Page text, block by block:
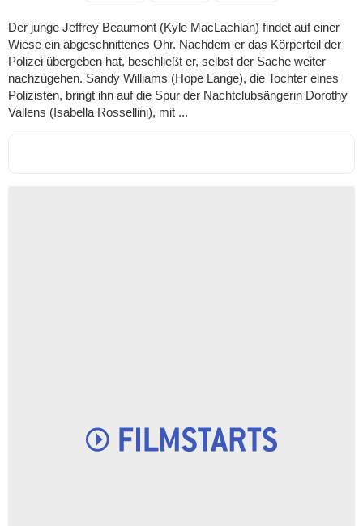
Der junge Jeffrey Beaumont (Kyle MacLachlan) findet auf einer
Wiese ein abgeschnittenes Ohr. Nachdem er das Körperteil der
Polizei übergeben hat, beschließt er, selbst der Sache weiter
nachzugehen. Sandy Williams (Hope Lange), die Tochter eines
Polizisten, bringt ihn auf die Spur der Nachtclubsängerin Dorothy
Vallens (Isabella Rossellini), mit ...